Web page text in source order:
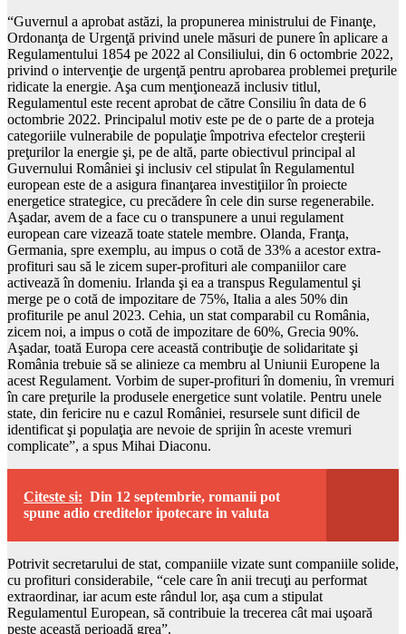
“Guvernul a aprobat astăzi, la propunerea ministrului de Finanţe,
Ordonanţa de Urgenţă privind unele măsuri de punere în aplicare a
Regulamentului 1854 pe 2022 al Consiliului, din 6 octombrie 2022,
privind o intervenţie de urgenţă pentru aprobarea problemei preţurile
ridicate la energie. Aşa cum menţionează inclusiv titlul,
Regulamentul este recent aprobat de către Consiliu în data de 6
octombrie 2022. Principalul motiv este pe de o parte de a proteja
categoriile vulnerabile de populaţie împotriva efectelor creşterii
preţurilor la energie şi, pe de altă, parte obiectivul principal al
Guvernului României şi inclusiv cel stipulat în Regulamentul
european este de a asigura finanţarea investiţiilor în proiecte
energetice strategice, cu precădere în cele din surse regenerabile.
Aşadar, avem de a face cu o transpunere a unui regulament
european care vizează toate statele membre. Olanda, Franţa,
Germania, spre exemplu, au impus o cotă de 33% a acestor extra-
profituri sau să le zicem super-profituri ale companiilor care
activează în domeniu. Irlanda şi ea a transpus Regulamentul şi
merge pe o cotă de impozitare de 75%, Italia a ales 50% din
profiturile pe anul 2023. Cehia, un stat comparabil cu România,
zicem noi, a impus o cotă de impozitare de 60%, Grecia 90%.
Aşadar, toată Europa cere această contribuţie de solidaritate şi
România trebuie să se alinieze ca membru al Uniunii Europene la
acest Regulament. Vorbim de super-profituri în domeniu, în vremuri
în care preţurile la produsele energetice sunt volatile. Pentru unele
state, din fericire nu e cazul României, resursele sunt dificil de
identificat şi populaţia are nevoie de sprijin în aceste vremuri
complicate”, a spus Mihai Diaconu.
Citeste si: Din 12 septembrie, romanii pot
spune adio creditelor ipotecare in valuta
Potrivit secretarului de stat, companiile vizate sunt companiile solide,
cu profituri considerabile, “cele care în anii trecuţi au performat
extraordinar, iar acum este rândul lor, aşa cum a stipulat
Regulamentul European, să contribuie la trecerea cât mai uşoară
peste această perioadă grea”.